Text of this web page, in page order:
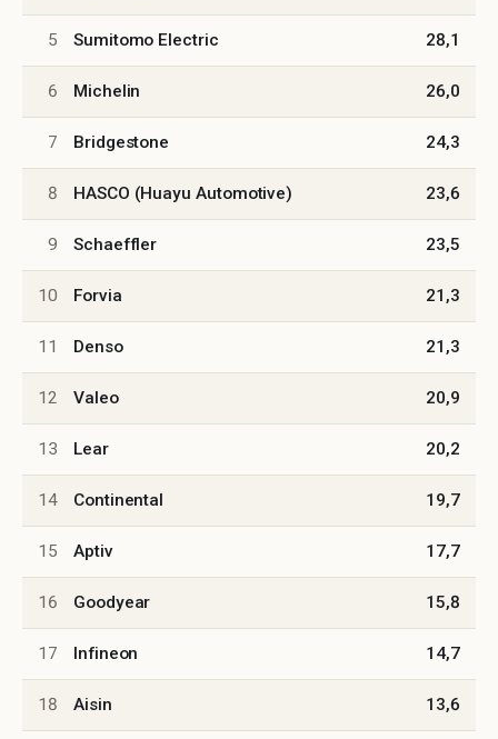
5 Sumitomo Electric 28,1
6 Michelin 26,0
7 Bridgestone 24,3
8 HASCO (Huayu Automotive) 23,6
9 Schaeffler 23,5
10 Forvia 21,3
11 Denso 21,3
12 Valeo 20,9
13 Lear 20,2
14 Continental 19,7
15 Aptiv 17,7
16 Goodyear 15,8
17 Infineon 14,7
18 Aisin 13,6